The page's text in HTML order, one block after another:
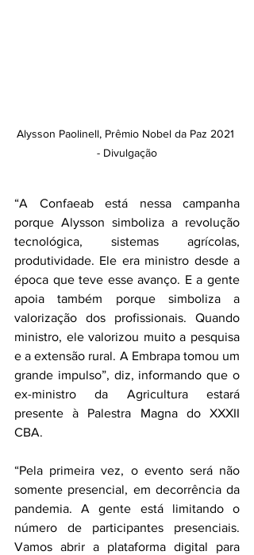
Alysson Paolinell, Prêmio Nobel da Paz 2021
- Divulgação
“A Confaeab está nessa campanha
porque Alysson simboliza a revolução
tecnológica, sistemas agrícolas,
produtividade. Ele era ministro desde a
época que teve esse avanço. E a gente
apoia também porque simboliza a
valorização dos profissionais. Quando
ministro, ele valorizou muito a pesquisa
e a extensão rural. A Embrapa tomou um
grande impulso”, diz, informando que o
ex-ministro da Agricultura estará
presente à Palestra Magna do XXXII
CBA.
“Pela primeira vez, o evento será não
somente presencial, em decorrência da
pandemia. A gente está limitando o
número de participantes presenciais.
Vamos abrir a plataforma digital para